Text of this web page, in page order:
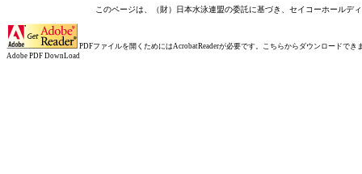
このページは、（財）日本水泳連盟の委託に基づき、セイコーホールデ
PDFファイルを開くためにはAcrobatReaderが必要です。こちらからダウンロードでき
Adobe PDF DownLoad